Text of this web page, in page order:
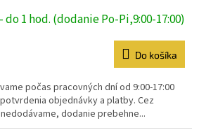
1 hod. (dodanie Po-Pi,9:00-17:00)
Do košíka
počas pracovných dní od 9:00-17:00
objednávky a platby. Cez
dodanie prebehne...